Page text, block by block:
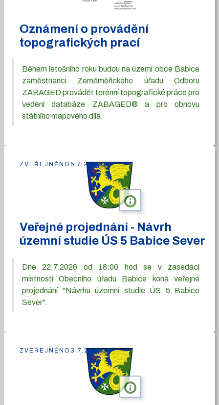
Oznámení o provádění
topografických prací
Během letošního roku budou na území obce Babice
zaměstnanci Zeměměřického úřadu Odboru
ZABAGED provádět terénní topografické práce pro
vedení databáze ZABAGED® a pro obnovu
státního mapového díla.
info
Veřejné projednání - Návrh
územní studie ÚS 5 Babice Sever
Dne 22.7.2026 od 18:00 hod se v zasedací
místnosti Obecního úřadu Babice koná veřejné
projednání "Návrhu územní studie ÚS 5 Babice
Sever".
ZVEŘEJNĚNO 5.7.2026
info
ZVEŘEJNĚNO 3.7.2026